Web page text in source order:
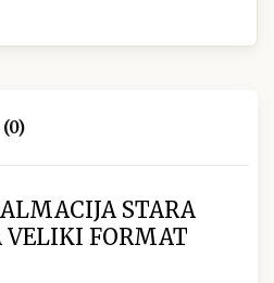
STARA
VELIKI FORMAT